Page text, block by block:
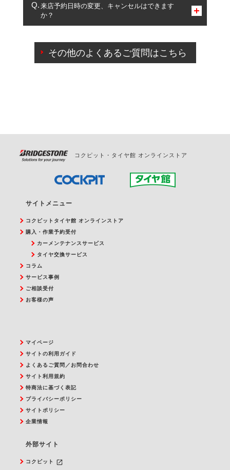
複数サービスのご予約は可能です。
一部の商品・サービスの組み合わせに限り、同時にご予約が
出来ないものもございます。
来店予約日時の変更、キャンセルはできます
か？
ご来店予約日の3営業日前を過ぎている場合のご予約
の日時変更につきましては、直接ご予約の店舗まで
その他のよくあるご質問はこちら
コクピット・タイヤ館 オンラインストア
サイトメニュー
コクピットタイヤ館 オンラインストア
購入・作業予約受付
カーメンテナンスサービス
タイヤ交換サービス
コラム
サービス事例
ご相談受付
お客様の声
マイページ
サイトの利用ガイド
よくあるご質問／お問合わせ
サイト利用規約
特商法に基づく表記
プライバシーポリシー
サイトポリシー
企業情報
外部サイト
コクピット
launch